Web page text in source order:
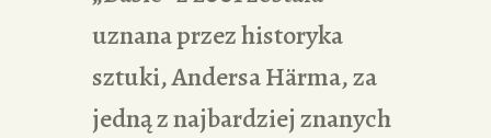
uznana przez historyka
sztuki, Andersa Härma, za
jedną z najbardziej znanych